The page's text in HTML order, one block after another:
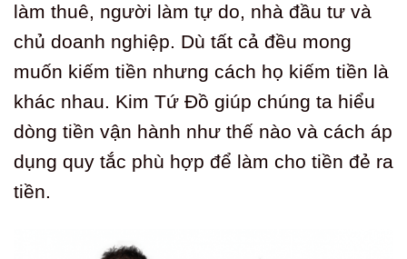
làm thuê, người làm tự do, nhà đầu tư và
chủ doanh nghiệp. Dù tất cả đều mong
muốn kiếm tiền nhưng cách họ kiếm tiền là
khác nhau. Kim Tứ Đồ giúp chúng ta hiểu
dòng tiền vận hành như thế nào và cách áp
dụng quy tắc phù hợp để làm cho tiền đẻ ra
tiền.